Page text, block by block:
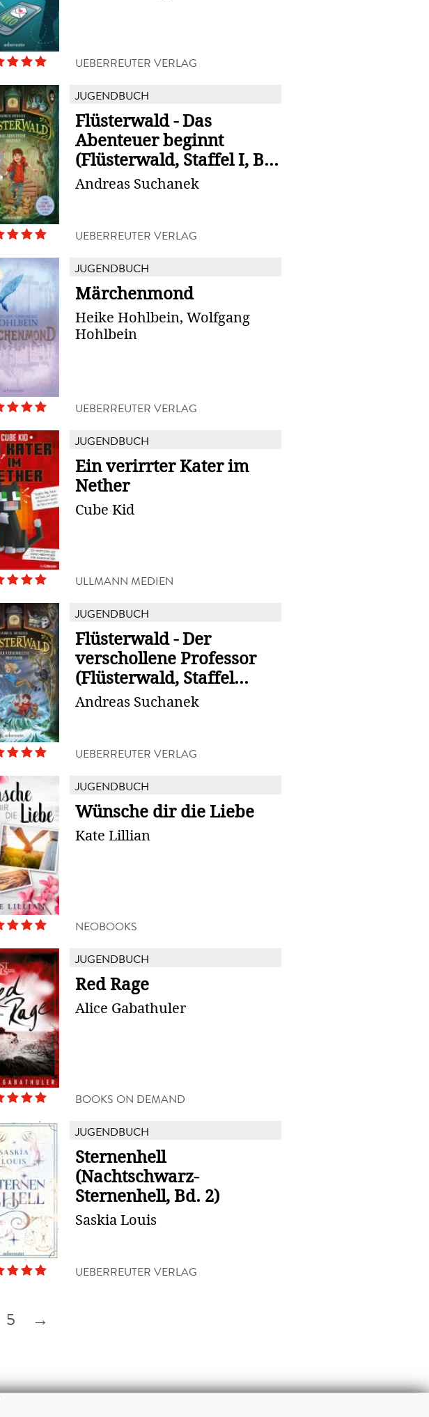
UEBERREUTER VERLAG
JUGENDBUCH
Flüsterwald - Das
Abenteuer beginnt
(Flüsterwald, Staffel I, B...
Andreas Suchanek
UEBERREUTER VERLAG
JUGENDBUCH
Märchenmond
Heike Hohlbein, Wolfgang
Hohlbein
UEBERREUTER VERLAG
JUGENDBUCH
Ein verirrter Kater im
Nether
Cube Kid
ULLMANN MEDIEN
JUGENDBUCH
Flüsterwald - Der
verschollene Professor
(Flüsterwald, Staffel...
Andreas Suchanek
UEBERREUTER VERLAG
JUGENDBUCH
Wünsche dir die Liebe
Kate Lillian
NEOBOOKS
JUGENDBUCH
Red Rage
Alice Gabathuler
BOOKS ON DEMAND
JUGENDBUCH
Sternenhell
(Nachtschwarz-
Sternenhell, Bd. 2)
Saskia Louis
UEBERREUTER VERLAG
5 →